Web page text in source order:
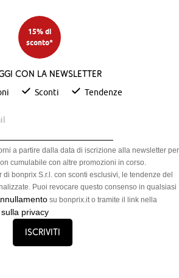
15% di
sconto*
con la newsletter
Sconti Tendenze
a partire dalla data di iscrizione alla newsletter per
cumulabile con altre promozioni in corso.
bonprix S.r.l. con sconti esclusivi, le tendenze del
Puoi revocare questo consenso in qualsiasi
su bonprix.it o tramite il link nella
privacy
Iscriviti